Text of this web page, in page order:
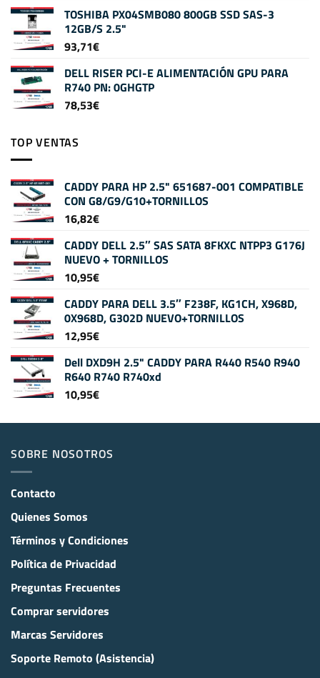
TOSHIBA PX04SMB080 800GB SSD SAS-3
12GB/S 2.5"
93,71€
DELL RISER PCI-E ALIMENTACIÓN GPU PARA
R740 PN: 0GHGTP
78,53€
TOP VENTAS
CADDY PARA HP 2.5" 651687-001 COMPATIBLE
CON G8/G9/G10+TORNILLOS
16,82€
CADDY DELL 2.5″ SAS SATA 8FKXC NTPP3 G176J
NUEVO + TORNILLOS
10,95€
CADDY PARA DELL 3.5″ F238F, KG1CH, X968D,
0X968D, G302D NUEVO+TORNILLOS
12,95€
Dell DXD9H 2.5" CADDY PARA R440 R540 R940
R640 R740 R740xd
10,95€
SOBRE NOSOTROS
Contacto
Quienes Somos
Términos y Condiciones
Política de Privacidad
Preguntas Frecuentes
Comprar servidores
Marcas Servidores
Soporte Remoto (Asistencia)